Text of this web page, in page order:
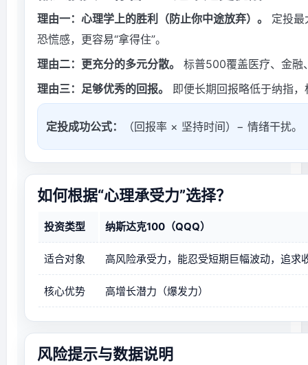
理由一：心理学上的胜利（防止你中途放弃）。
定投
恐慌感，更容易“拿得住”。
理由二：更充分的多元分散。
标普500覆盖医疗、金融
理由三：足够优秀的回报。
即便长期回报略低于纳指
定投成功公式： （回报率 × 坚持时间）− 情绪干扰。
如何根据“心理承受力”选择？
投资类型 纳斯达克100（QQQ）
适合对象 高风险承受力，能忍受短期巨幅波动，追求
核心优势 高增长潜力（爆发力）
风险提示与数据说明